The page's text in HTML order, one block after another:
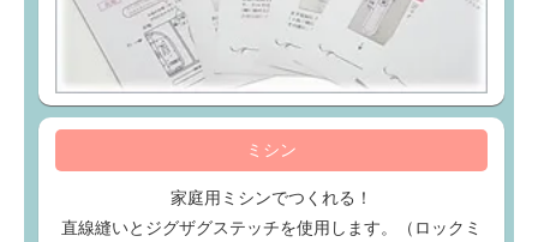
ミシン
家庭用ミシンでつくれる！
直線縫いとジグザグステッチを使用します。（ロックミ